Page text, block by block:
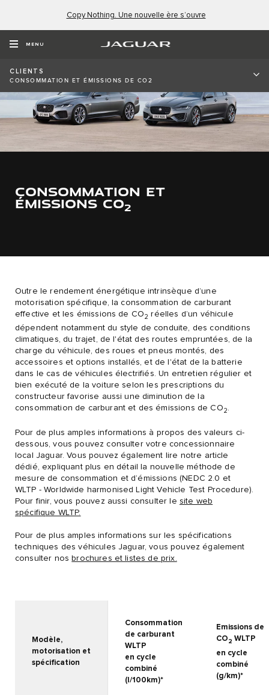
Copy Nothing. Une nouvelle ère s’ouvre
MENU
CLIENTS
CONSOMMATION ET ÉMISSIONS DE CO2
CONSOMMATION ET
ÉMISSIONS CO2
Outre le rendement énergétique intrinsèque d’une
motorisation spécifique, la consommation de carburant
effective et les émissions de CO2 réelles d’un véhicule
dépendent notamment du style de conduite, des conditions
climatiques, du trajet, de l'état des routes empruntées, de la
charge du véhicule, des roues et pneus montés, des
accessoires et options installés, et de l'état de la batterie
dans le cas de véhicules électrifiés. Un entretien régulier et
bien exécuté de la voiture selon les prescriptions du
constructeur favorise aussi une diminution de la
consommation de carburant et des émissions de CO2
Pour de plus amples informations à propos des valeurs ci-
dessous, vous pouvez consulter votre concessionnaire
local Jaguar. Vous pouvez également lire notre article
dédié, expliquant plus en détail la nouvelle méthode de
mesure de consommation et d’émissions (NEDC 2.0 et
WLTP - Worldwide harmonised Light Vehicle Test Procedure).
Pour finir, vous pouvez aussi consulter le site web
spécifique WLTP.
Pour de plus amples informations sur les spécifications
techniques des véhicules Jaguar, vous pouvez également
consulter nos brochures et listes de prix.
Modèle,
motorisation et
spécification
Consommation
de carburant
WLTP
en cycle
combiné
(l/100km)*
Emissions de
CO 2 WLTP
en cycle
combiné
(g/km)*